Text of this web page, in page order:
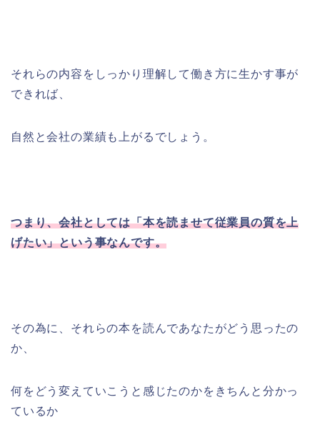
それらの内容をしっかり理解して働き方に生かす事が
できれば、
自然と会社の業績も上がるでしょう。
つまり、会社としては「本を読ませて従業員の質を上
げたい」という事なんです。
その為に、それらの本を読んであなたがどう思ったの
か、
何をどう変えていこうと感じたのかをきちんと分かっ
ているか